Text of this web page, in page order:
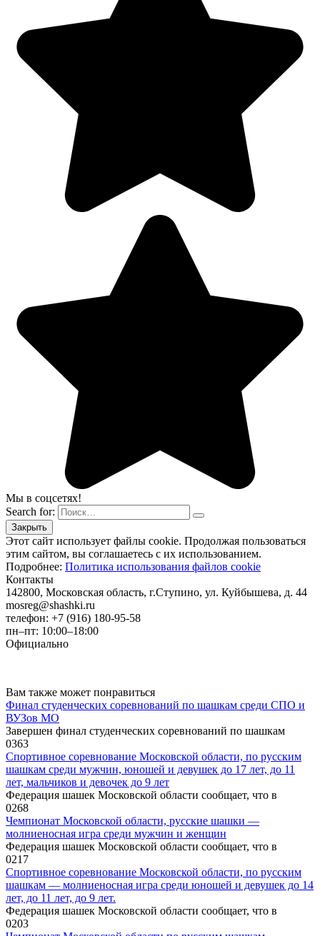
Мы в соцсетях!
Search for:
Этот сайт использует файлы cookie. Продолжая пользоваться
этим сайтом, вы соглашаетесь с их использованием.
Подробнее: Политика использования файлов cookie
Контакты
142800, Московская область, г.Ступино, ул. Куйбышева, д. 44
mosreg@shashki.ru
телефон: +7 (916) 180-95-58
пн–пт: 10:00–18:00
Официально
Вам также может понравиться
Финал студенческих соревнований по шашкам среди СПО и
ВУЗов МО
Завершен финал студенческих соревнований по шашкам
0363
Спортивное соревнование Московской области, по русским
шашкам среди мужчин, юношей и девушек до 17 лет, до 11
лет, мальчиков и девочек до 9 лет
Федерация шашек Московской области сообщает, что в
0268
Чемпионат Московской области, русские шашки —
молниеносная игра среди мужчин и женщин
Федерация шашек Московской области сообщает, что в
0217
Спортивное соревнование Московской области, по русским
шашкам — молниеносная игра среди юношей и девушек до 14
лет, до 11 лет, до 9 лет.
Федерация шашек Московской области сообщает, что в
0203